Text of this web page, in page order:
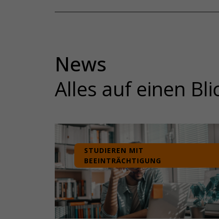
News
Alles auf einen
STUDIEREN MIT
BEEINTRÄCHTIGUNG